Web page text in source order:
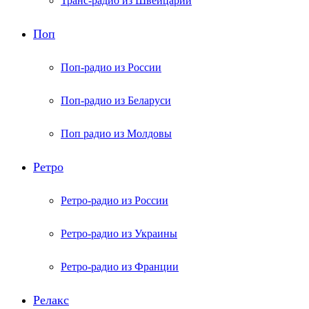
Поп
Поп-радио из России
Поп-радио из Беларуси
Поп радио из Молдовы
Ретро
Ретро-радио из России
Ретро-радио из Украины
Ретро-радио из Франции
Релакс